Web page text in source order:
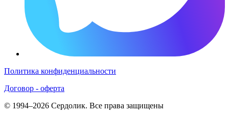
Политика конфиденциальности
Договор - оферта
© 1994–2026 Сердолик. Все права защищены